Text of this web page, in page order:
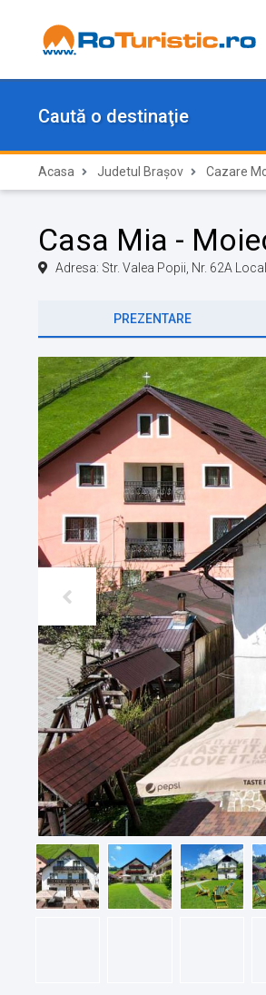
Caută o destinaţie
Acasa Judetul Brașov Cazare
Casa Mia -
Adresa: Str. Valea Popii, Nr. 62A
PREZENTARE